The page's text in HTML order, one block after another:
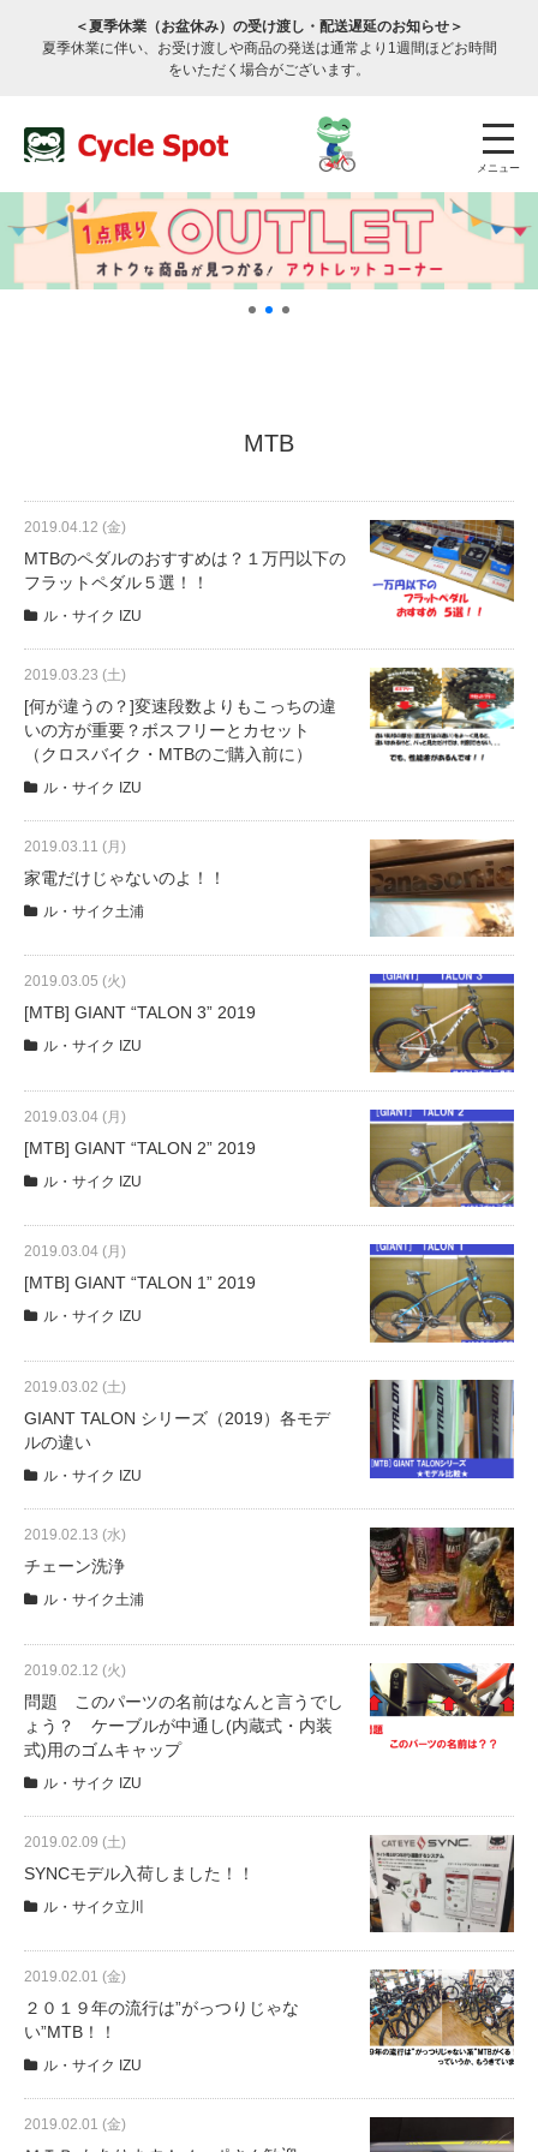
＜夏季休業（お盆休み）の受け渡し・配送遅延のお知らせ＞
夏季休業に伴い、お受け渡しや商品の発送は通常より1週間ほどお時間
をいただく場合がございます。
メニュー
修理・メンテナンス工賃
盗難保証
SpotMateログイン
オリジナル自転車
Norwayシリーズ
eVita
コンテンツ
店舗ブログ
イベント
特集
メディア
求人情報
募集中の求人情報
法人様向け割引
お問い合わせ
会社概要
個人情報保護
MTB
2019.04.12 (金)
MTBのペダルのおすすめは？１万円以下の
フラットペダル５選！！
ル・サイク IZU
2019.03.23 (土)
[何が違うの？]変速段数よりもこっちの違
いの方が重要？ボスフリーとカセット
（クロスバイク・MTBのご購入前に）
ル・サイク IZU
2019.03.11 (月)
家電だけじゃないのよ！！
ル・サイク土浦
2019.03.05 (火)
[MTB] GIANT “TALON 3” 2019
ル・サイク IZU
2019.03.04 (月)
[MTB] GIANT “TALON 2” 2019
ル・サイク IZU
2019.03.04 (月)
[MTB] GIANT “TALON 1” 2019
ル・サイク IZU
2019.03.02 (土)
GIANT TALON シリーズ（2019）各モデ
ルの違い
ル・サイク IZU
2019.02.13 (水)
チェーン洗浄
ル・サイク土浦
2019.02.12 (火)
問題 このパーツの名前はなんと言うでし
ょう？ ケーブルが中通し(内蔵式・内装
式)用のゴムキャップ
ル・サイク IZU
2019.02.09 (土)
SYNCモデル入荷しました！！
ル・サイク立川
2019.02.01 (金)
２０１９年の流行は”がっつりじゃな
い”MTB！！
ル・サイク IZU
2019.02.01 (金)